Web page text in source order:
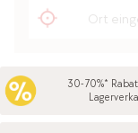
30-70%*